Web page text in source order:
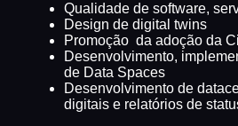
Qualidade de software,
Design de digital twins
Promoção da adoção da
Desenvolvimento,
de Data Spaces
Desenvolvimento de
digitais e relatórios de